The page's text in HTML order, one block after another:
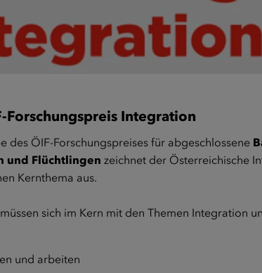
Forschungspreis Integration
des ÖIF-Forschungspreises für abgeschlossene
und Flüchtlingen zeichnet der Österreichische
Kernthema aus.
sich im Kern mit den Themen Integration
und arbeiten